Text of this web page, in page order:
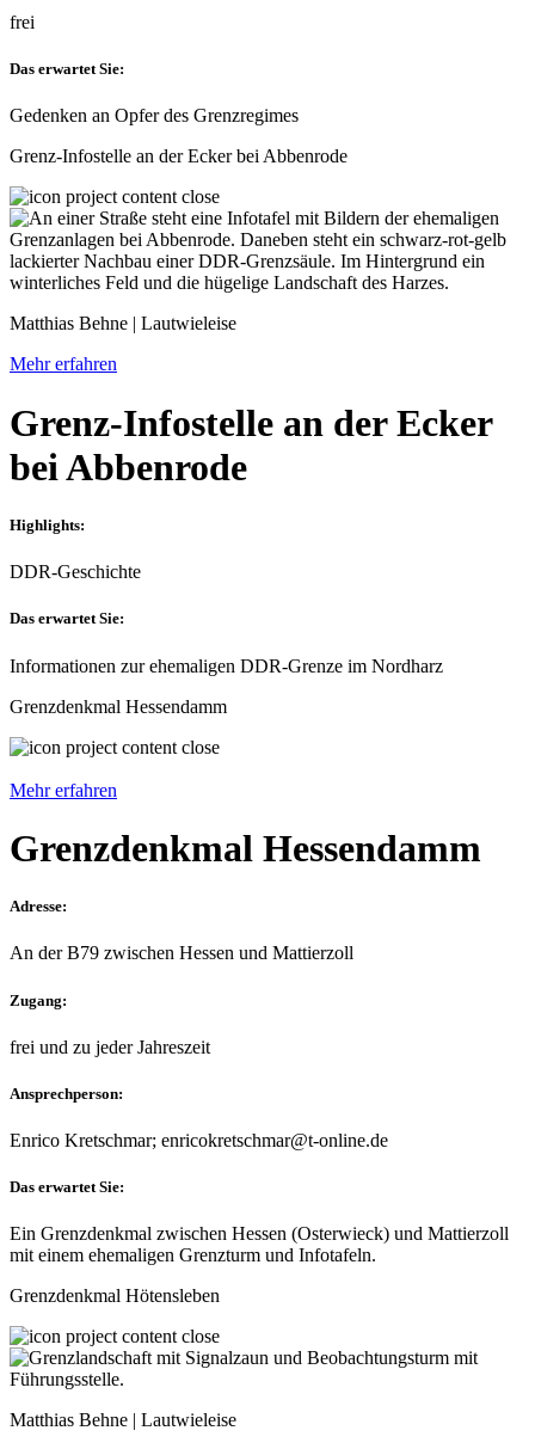
frei
Das erwartet Sie:
Gedenken an Opfer des Grenzregimes
Grenz-Infostelle an der Ecker bei Abbenrode
Matthias Behne | Lautwieleise
Mehr erfahren
Grenz-Infostelle an der Ecker
bei Abbenrode
Highlights:
DDR-Geschichte
Das erwartet Sie:
Informationen zur ehemaligen DDR-Grenze im Nordharz
Grenzdenkmal Hessendamm
Mehr erfahren
Grenzdenkmal Hessendamm
Adresse:
An der B79 zwischen Hessen und Mattierzoll
Zugang:
frei und zu jeder Jahreszeit
Ansprechperson:
Enrico Kretschmar; enricokretschmar@t-online.de
Das erwartet Sie:
Ein Grenzdenkmal zwischen Hessen (Osterwieck) und Mattierzoll
mit einem ehemaligen Grenzturm und Infotafeln.
Grenzdenkmal Hötensleben
Matthias Behne | Lautwieleise